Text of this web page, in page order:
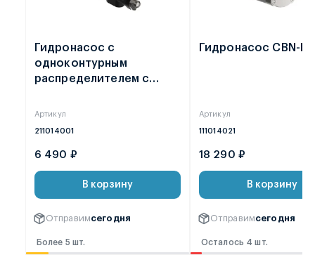
Гидронасос с
одноконтурным
распределителем с
минитракторов T-15, в
Артикул
211014001
6 490 ₽
В корзину
Отправимсегодня
Более 5 шт.
Гидронасос CBN-
Артикул
111014021
18 290 ₽
В корзину
Отправимсегодня
Осталось 4 шт.